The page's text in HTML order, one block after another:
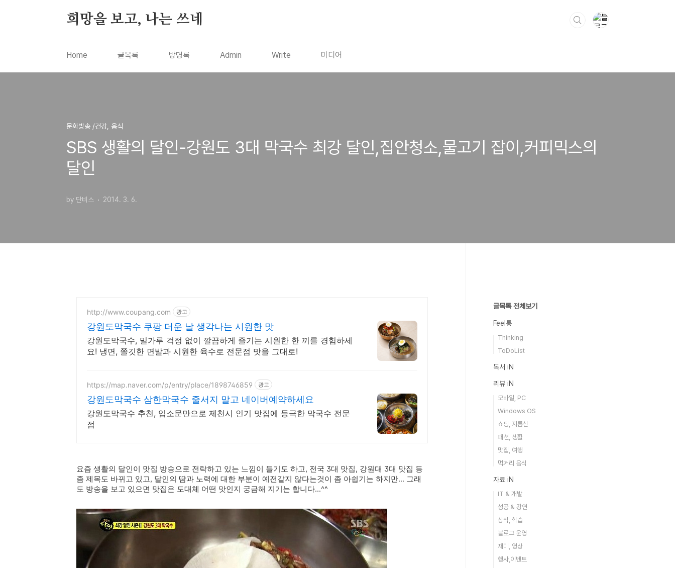
희망을 보고, 나는 쓰네
Home 글목록 방명록 Admin Write 미디어
문화방송 /건강, 음식
SBS 생활의 달인-강원도 3대 막국수 최강 달인,집안청소,물고기 잡이,커피믹스의
달인
by 단비스 2014. 3. 6.
http://www.coupang.com 광고
강원도막국수 쿠팡 더운 날 생각나는 시원한 맛
강원도막국수, 밀가루 걱정 없이 깔끔하게 즐기는 시원한 한 끼를 경험하세
요! 냉면, 쫄깃한 면발과 시원한 육수로 전문점 맛을 그대로!
https://map.naver.com/p/entry/place/1898746859 광고
강원도막국수 삼한막국수 줄서지 말고 네이버예약하세요
강원도막국수 추천, 입소문만으로 제천시 인기 맛집에 등극한 막국수 전문
점
요즘 생활의 달인이 맛집 방송으로 전락하고 있는 느낌이 들기도 하고, 전국 3대 맛집, 강원대 3대 맛집 등
좀 제목도 바뀌고 있고, 달인의 땀과 노력에 대한 부분이 예전같지 않다는것이 좀 아쉽기는 하지만... 그래
도 방송을 보고 있으면 맛집은 도대체 어떤 맛인지 궁금해 지기는 합니다...^^
글목록 전체보기
Feel통
Thinking
ToDoList
독서 iN
리뷰 iN
모바일, PC
Windows OS
쇼핑, 지름신
패션, 생활
맛집, 여행
먹거리 음식
자료 iN
IT & 개발
성공 & 강연
상식, 학습
블로그 운영
재미, 영상
행사,이벤트